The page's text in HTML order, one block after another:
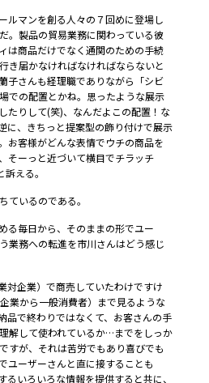
ルマンを創る人々の７回めに登場し
。製品の貿易業務に関わっている彼
は商品だけでなく通関のための手続
き届かなければなければならないと
子さんも経理職でありながら「シビ
での配置とかね。思ったような展示
たりして(笑)、なんだよこの配置！な
に、きちっと提案型の飾り付けで展示
お客様がどんな表情でウチの商品を
そーっと近づいて横目でチラッチ
える。
ているのである。
る毎日から、そのままの形でユー
業務への転進を市川さんはどう感じ
対企業）で商売していたわけですけ
業から一般消費者）まで見るような
品で終わりではなくて、お客さんの手
解して使われているか…までをしっか
すが、それは苦労でもあり喜びでも
ユーザーさんと直に接することも
るいろいろな情報を提供すると共に、